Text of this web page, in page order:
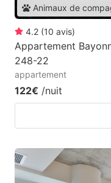
Animaux de
4.2 (10 avis)
Appartement
248-22
appartement
122€ /nuit